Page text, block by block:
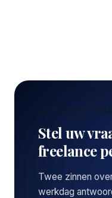
CONCREET
Stel uw
freelance
Twee zinnen
werkdag